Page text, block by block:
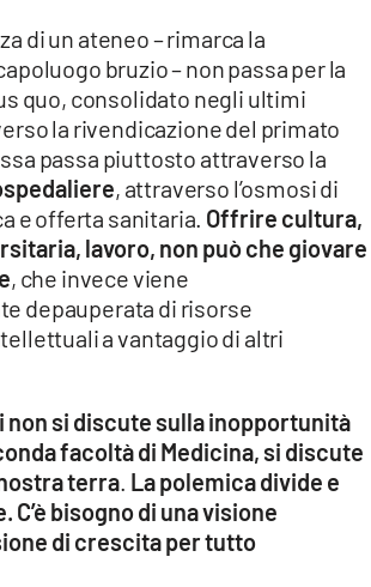
di un ateneo – rimarca la
bruzio – non passa per la
quo, consolidato negli ultimi
la rivendicazione del primato
passa piuttosto attraverso la
, attraverso l’osmosi di
e offerta sanitaria. Offrire cultura,
lavoro, non può che giovare
, che invece viene
depauperata di risorse
a vantaggio di altri
non si discute sulla inopportunità
facoltà di Medicina, si discute
terra La polemica divide e
bisogno di una visione
di crescita per tutto